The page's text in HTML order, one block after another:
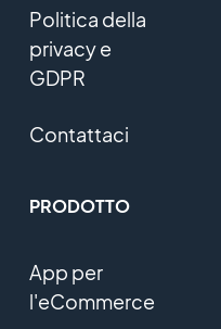
Politica della
privacy e
GDPR
Contattaci
PRODOTTO
App per
l'eCommerce